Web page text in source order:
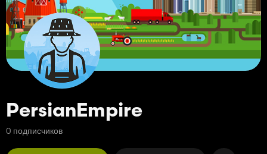
PersianEmpire
0 подписчиков